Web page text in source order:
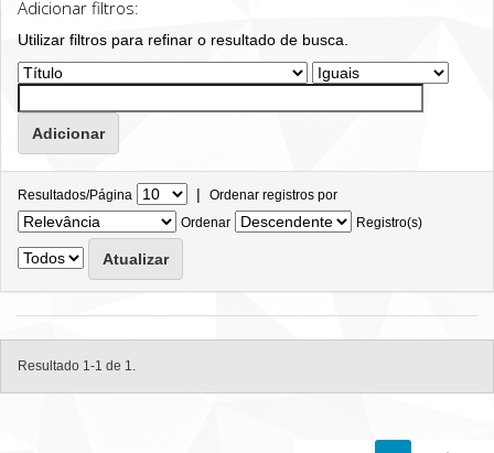
Adicionar filtros:
Utilizar filtros para refinar o resultado de busca.
Resultados/Página | Ordenar registros por
Ordenar
Registro(s)
Resultado 1-1 de 1.